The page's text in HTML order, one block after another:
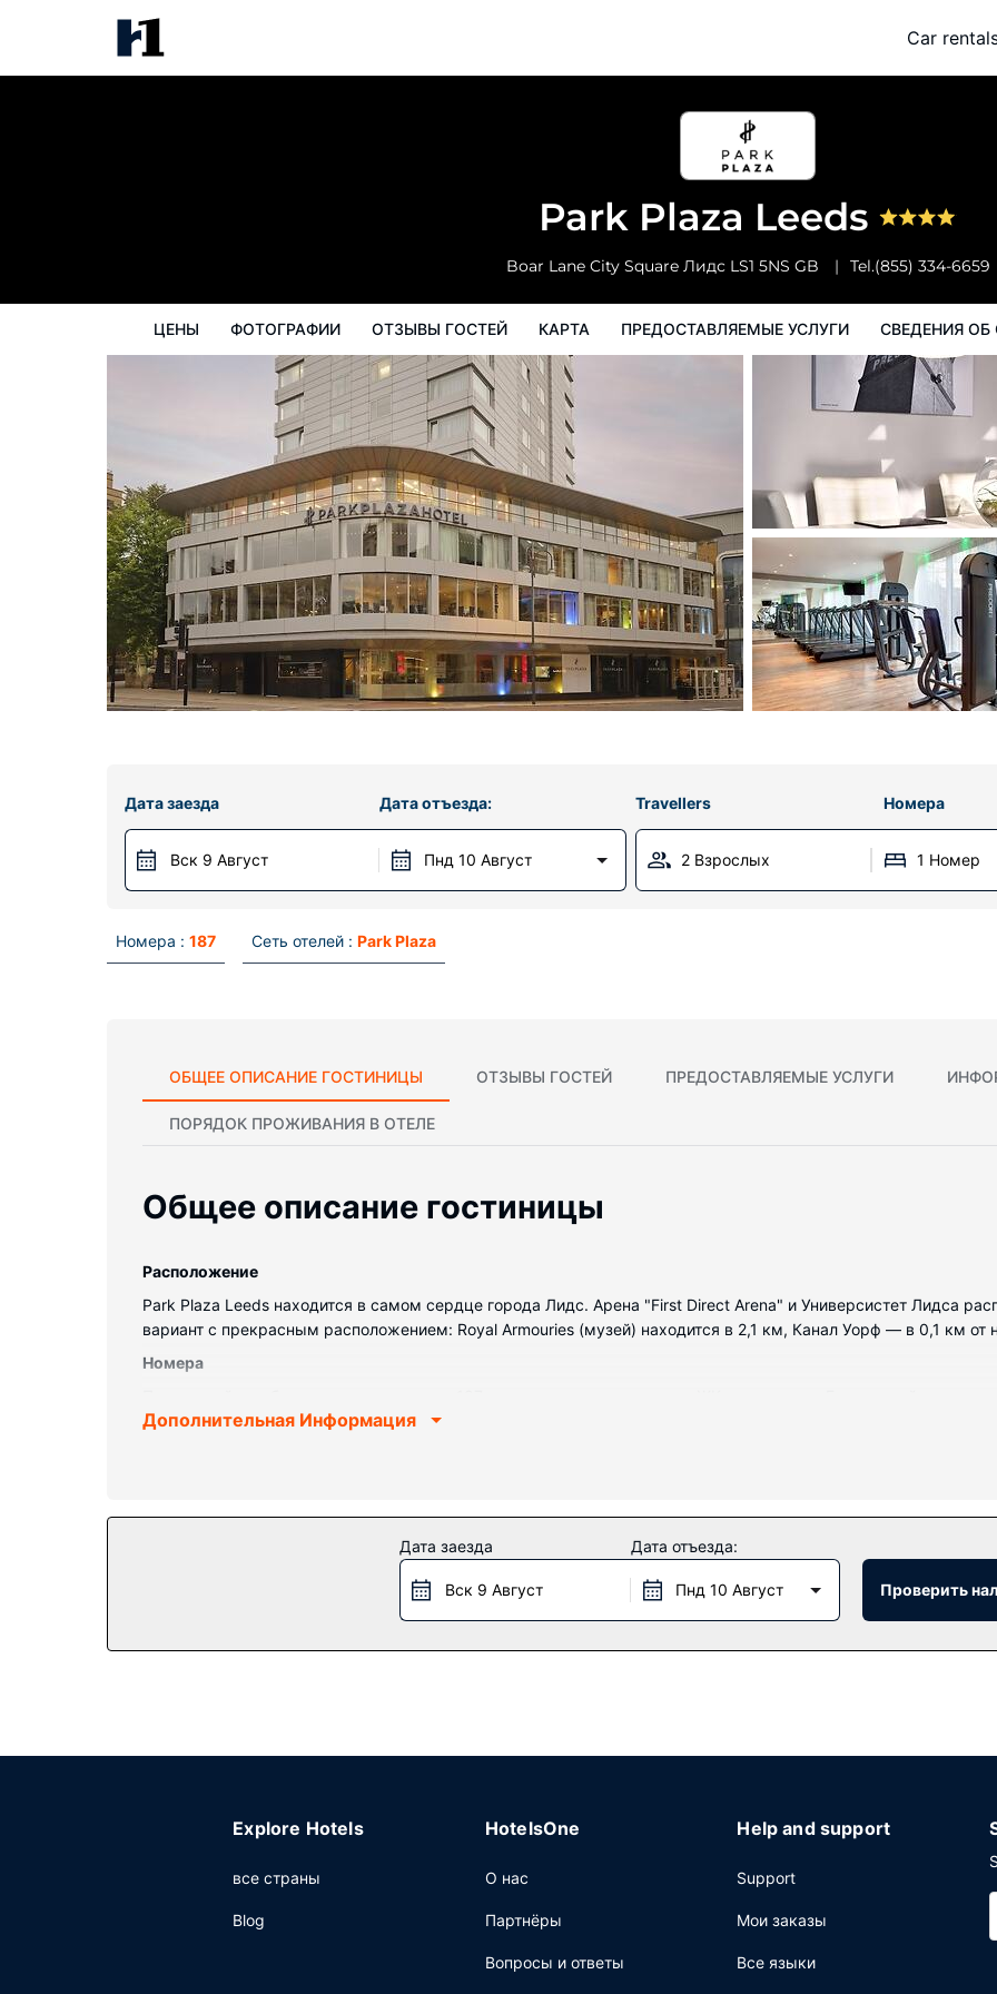
Car
Park Plaza Leeds
Boar Lane City Square Лидс LS1 5NS GB Tel.(855) 334-6659
ЦЕНЫ ФОТОГРАФИИ ОТЗЫВЫ ГОСТЕЙ КАРТА ПРЕДОСТАВЛЯЕМЫЕ УСЛУГИ СВЕДЕНИЯ ОБ
Сведения об отеле
Дата заезда
Вск 9 Август
Дата отъезда:
Пнд 10 Август
Travellers Номера
2 Взрослых 1 Номер
Номера : 187 Сеть отелей : Park Plaza
ОБЩЕЕ ОПИСАНИЕ ГОСТИНИЦЫ ОТЗЫВЫ ГОСТЕЙ ПРЕДОСТАВЛЯЕМЫЕ УСЛУГИ
ПОРЯДОК ПРОЖИВАНИЯ В ОТЕЛЕ
Общее описание гостиницы
Pасположение
Park Plaza Leeds находится в самом сердце города Лидс. Арена "First Direct Arena" и Универсистет Лидса
вариант с прекрасным расположением: Royal Armouries (музей) находится в 2,1 км, Канал Уорф — в 0,1 км от
Номера
позволяет всегда оставаться на связи. Кроме того, к вашим услугам спутниковое телевидение.
К вашим услугам многочисленные возможности для спорта и отдыха, в числе которых фитнес-центр, а также
бесплатный беспроводной доступ в интернет и услуги по проведению бракосочетаний.
Когда вы проголодаетесь, зайдите в ресторан Chino Latino, где подаются обед и ужин. Этот ресторан
покидать свой номер, предлагается круглосуточное обслуживание номеров. Загляните в бар/лаунж и
Дополнительная Информация
Дата заезда
Вск 9 Август
Дата отъезда:
Пнд 10 Август Проверить
Explore Hotels
все страны
Blog
HotelsOne
О нас
Партнёры
Вопросы и ответы
Help and support
Support
Мои заказы
Все языки